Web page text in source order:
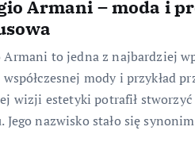
Armani – moda i
Armani to jedna z najbardziej
mody i przykład
wizji estetyki potrafił
Jego nazwisko stało się